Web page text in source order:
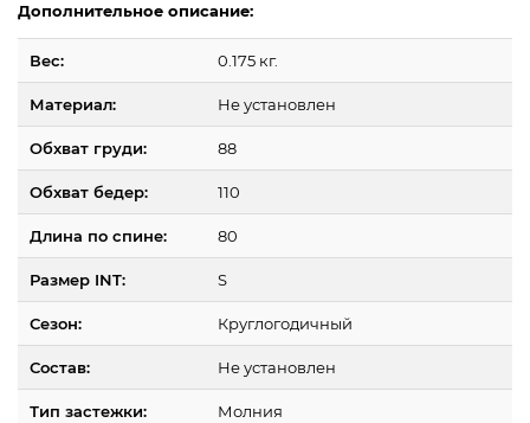
Дополнительное описание:
Вес: 0.175 кг.
Материал: Не установлен
Обхват груди: 88
Обхват бедер: 110
Длина по спине: 80
Размер INT: S
Сезон: Круглогодичный
Состав: Не установлен
Тип застежки: Молния